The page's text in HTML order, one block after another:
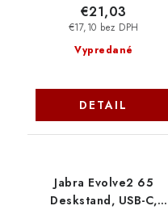
Vypredané
€17,10 bez DPH
€21,03
DETAIL
Jabra Evolve2 65
Deskstand, USB-C,